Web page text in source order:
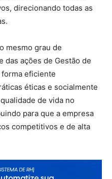
direcionando todas as
mesmo grau de
das ações de Gestão de
eficiente
éticas e socialmente
de vida no
para que a empresa
competitivos e de alta